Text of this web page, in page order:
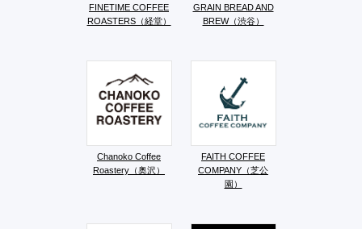
FINETIME COFFEE
ROASTERS（経堂）
GRAIN BREAD AND
BREW（渋谷）
Chanoko Coffee
Roastery（奥沢）
FAITH COFFEE
COMPANY（芝公
園）